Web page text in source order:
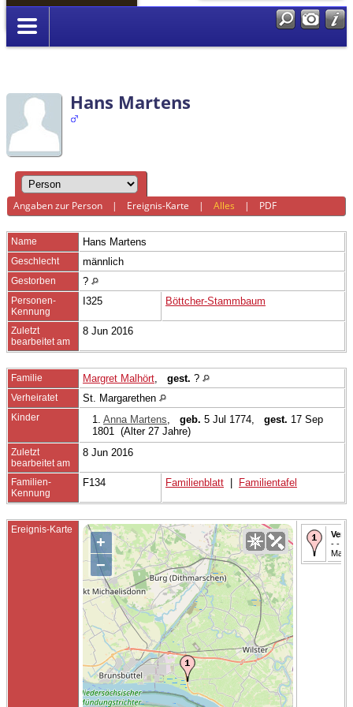
Anmelden
Hans Martens
Angaben zur Person | Ereignis-Karte |Alles | PDF
Name Hans Martens
Geschlecht männlich
Gestorben ?
Personen-
Kennung
I325 Böttcher-Stammbaum
Zuletzt
bearbeitet am
8 Jun 2016
Familie Margret Malhört gest. ?
Verheiratet St. Margarethen
Kinder 1. Anna Martens geb. 5 Jul 1774, gest. 17 Sep
1801 (Alter 27 Jahre)
Zuletzt
bearbeitet am
8 Jun 2016
Familien-
Kennung
F134 Familienblatt Familientafel
Ereignis-Karte
+
−
- - St.